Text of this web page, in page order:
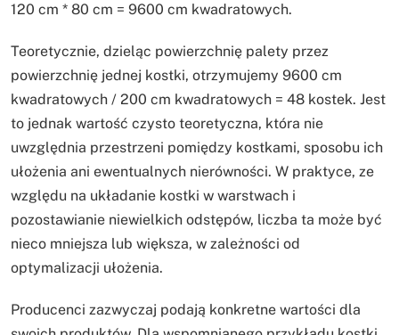
120 cm * 80 cm = 9600 cm kwadratowych.
Teoretycznie, dzieląc powierzchnię palety przez
powierzchnię jednej kostki, otrzymujemy 9600 cm
kwadratowych / 200 cm kwadratowych = 48 kostek. Jest
to jednak wartość czysto teoretyczna, która nie
uwzględnia przestrzeni pomiędzy kostkami, sposobu ich
ułożenia ani ewentualnych nierówności. W praktyce, ze
względu na układanie kostki w warstwach i
pozostawianie niewielkich odstępów, liczba ta może być
nieco mniejsza lub większa, w zależności od
optymalizacji ułożenia.
Producenci zazwyczaj podają konkretne wartości dla